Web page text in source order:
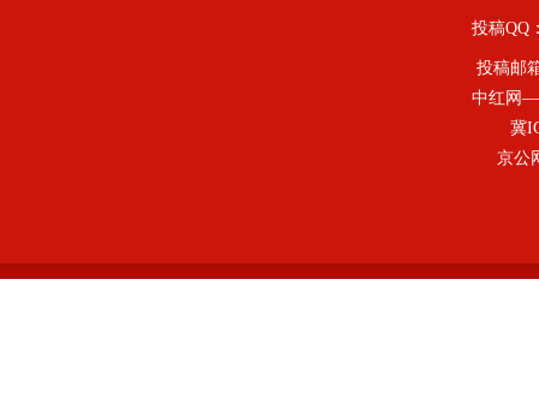
投稿QQ
投稿邮
中红网—
冀
京公